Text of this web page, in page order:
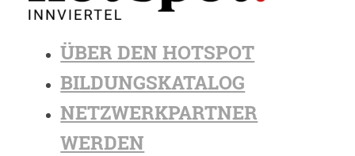
ÜBER DEN HOTSPOT
BILDUNGSKATALOG
NETZWERKPARTNER
WERDEN